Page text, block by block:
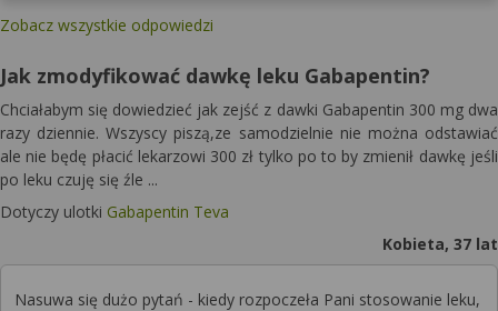
Zobacz wszystkie odpowiedzi
Jak zmodyfikować dawkę leku Gabapentin?
Chciałabym się dowiedzieć jak zejść z dawki Gabapentin 300 mg dwa
razy dziennie. Wszyscy piszą,ze samodzielnie nie można odstawiać
ale nie będę płacić lekarzowi 300 zł tylko po to by zmienił dawkę jeśli
po leku czuję się źle ...
Dotyczy ulotki Gabapentin Teva
Kobieta, 37 lat
Nasuwa się dużo pytań - kiedy rozpoczeła Pani stosowanie leku,